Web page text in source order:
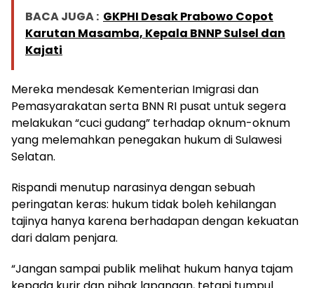
BACA JUGA : GKPHI Desak Prabowo Copot
Karutan Masamba, Kepala BNNP Sulsel dan
Kajati
Mereka mendesak Kementerian Imigrasi dan
Pemasyarakatan serta BNN RI pusat untuk segera
melakukan “cuci gudang” terhadap oknum-oknum
yang melemahkan penegakan hukum di Sulawesi
Selatan.
Rispandi menutup narasinya dengan sebuah
peringatan keras: hukum tidak boleh kehilangan
tajinya hanya karena berhadapan dengan kekuatan
dari dalam penjara.
“Jangan sampai publik melihat hukum hanya tajam